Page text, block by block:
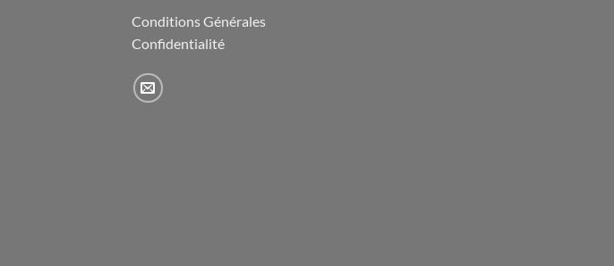
Conditions Générales
Confidentialité